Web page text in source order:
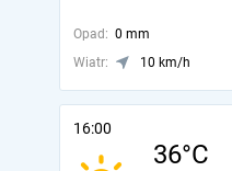
Opad: 0 mm
Wiatr:
10 km/h
16:00
36°C